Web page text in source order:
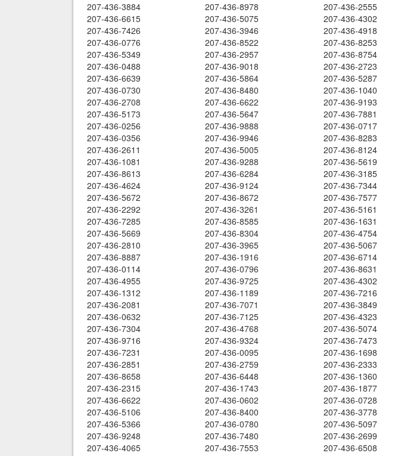
207-436-3884 207-436-8978 207-436-2555
207-436-6615
207-436-5075 207-436-4302
207-436-7426
207-436-3946 207-436-4918
207-436-0776
207-436-8522 207-436-8253
207-436-5349
207-436-2957 207-436-8754
207-436-0488
207-436-9018 207-436-2723
207-436-6639
207-436-5864 207-436-5287
207-436-0730
207-436-8480 207-436-1040
207-436-2708
207-436-6622 207-436-9193
207-436-5173
207-436-5647 207-436-7881
207-436-0256
207-436-9888 207-436-0717
207-436-0356
207-436-9946 207-436-8283
207-436-2611
207-436-5005 207-436-8124
207-436-1081
207-436-9288 207-436-5619
207-436-8613
207-436-6284 207-436-3185
207-436-4624
207-436-9124 207-436-7344
207-436-5672
207-436-8672 207-436-7577
207-436-2292
207-436-3261 207-436-5161
207-436-7285
207-436-8585 207-436-1631
207-436-5669
207-436-8304 207-436-4754
207-436-2810
207-436-3965 207-436-5067
207-436-8887
207-436-1916 207-436-6714
207-436-0114
207-436-0796 207-436-8631
207-436-4955
207-436-9725 207-436-4302
207-436-1312
207-436-1189 207-436-7216
207-436-2081
207-436-7071 207-436-3849
207-436-0632
207-436-7125 207-436-4323
207-436-7304
207-436-4768 207-436-5074
207-436-9716
207-436-9324 207-436-7473
207-436-7231
207-436-0095 207-436-1698
207-436-2851
207-436-2759 207-436-2333
207-436-8658
207-436-6448 207-436-1360
207-436-2315
207-436-1743 207-436-1877
207-436-6622
207-436-0602 207-436-0728
207-436-5106
207-436-8400 207-436-3778
207-436-5366
207-436-0780 207-436-5097
207-436-9248
207-436-7480 207-436-2699
207-436-4065
207-436-7553 207-436-6508